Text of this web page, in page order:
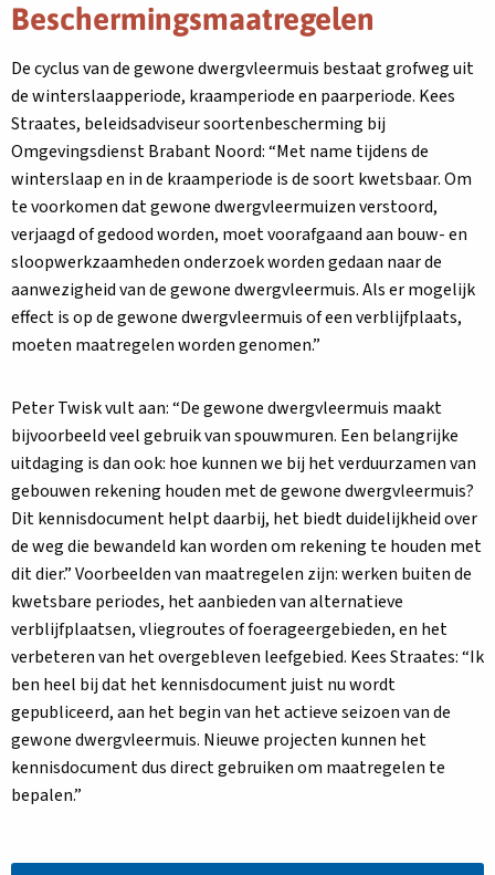
Beschermingsmaatregelen
De cyclus van de gewone dwergvleermuis bestaat grofweg uit
de winterslaapperiode, kraamperiode en paarperiode. Kees
Straates, beleidsadviseur soortenbescherming bij
Omgevingsdienst Brabant Noord: “Met name tijdens de
winterslaap en in de kraamperiode is de soort kwetsbaar. Om
te voorkomen dat gewone dwergvleermuizen verstoord,
verjaagd of gedood worden, moet voorafgaand aan bouw- en
sloopwerkzaamheden onderzoek worden gedaan naar de
aanwezigheid van de gewone dwergvleermuis. Als er mogelijk
effect is op de gewone dwergvleermuis of een verblijfplaats,
moeten maatregelen worden genomen.”
Peter Twisk vult aan: “De gewone dwergvleermuis maakt
bijvoorbeeld veel gebruik van spouwmuren. Een belangrijke
uitdaging is dan ook: hoe kunnen we bij het verduurzamen van
gebouwen rekening houden met de gewone dwergvleermuis?
Dit kennisdocument helpt daarbij, het biedt duidelijkheid over
de weg die bewandeld kan worden om rekening te houden met
dit dier.” Voorbeelden van maatregelen zijn: werken buiten de
kwetsbare periodes, het aanbieden van alternatieve
verblijfplaatsen, vliegroutes of foerageergebieden, en het
verbeteren van het overgebleven leefgebied. Kees Straates: “Ik
ben heel bij dat het kennisdocument juist nu wordt
gepubliceerd, aan het begin van het actieve seizoen van de
gewone dwergvleermuis. Nieuwe projecten kunnen het
kennisdocument dus direct gebruiken om maatregelen te
bepalen.”